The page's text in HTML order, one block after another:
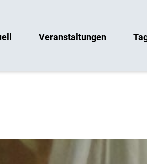
Veranstaltungen